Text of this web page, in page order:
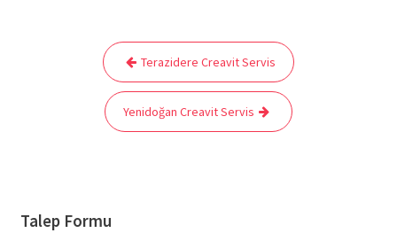
gezinmesi
Terazidere Creavit Servis
Yenidoğan Creavit Servis
Talep Formu